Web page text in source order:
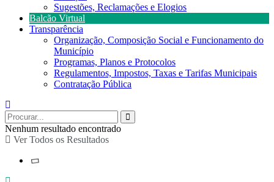
Sugestões, Reclamações e Elogios
Balcão Virtual
Transparência
Organização, Composição Social e Funcionamento do
Município
Programas, Planos e Protocolos
Regulamentos, Impostos, Taxas e Tarifas Municipais
Contratação Pública
Nenhum resultado encontrado
Ver Todos os Resultados